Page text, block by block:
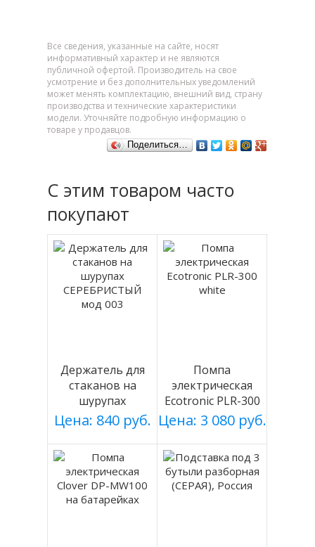
Все сведения, указанные на сайте, носят
информативный характер и не являются
публичной офертой. Производитель на свое
усмотрение и без дополнительных уведомлений
может менять комплектацию, внешний вид, страну
производства и технические характеристики
модели. Уточняйте подробную информацию о
товаре у продавцов.
Поделиться…
С этим товаром часто
покупают
Держатель для
стаканов на
шурупах
СЕРЕБРИСТЫЙ
мод 003
Цена: 840 руб.
Помпа
электрическая
Ecotronic PLR-300
white
Цена: 3 080 руб.